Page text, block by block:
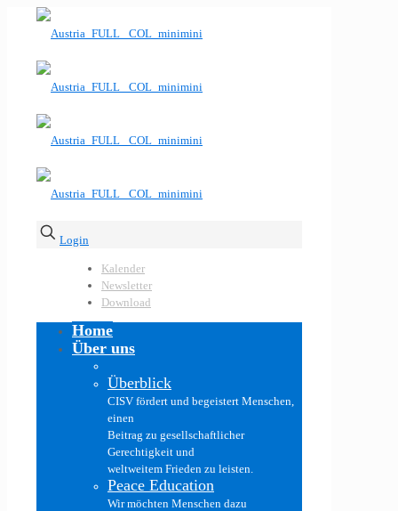
Login
Kalender
Newsletter
Download
Home
Über uns
Überblick
CISV fördert und begeistert Menschen,
einen
Beitrag zu gesellschaftlicher
Gerechtigkeit und
weltweitem Frieden zu leisten.
Peace Education
Wir möchten Menschen dazu